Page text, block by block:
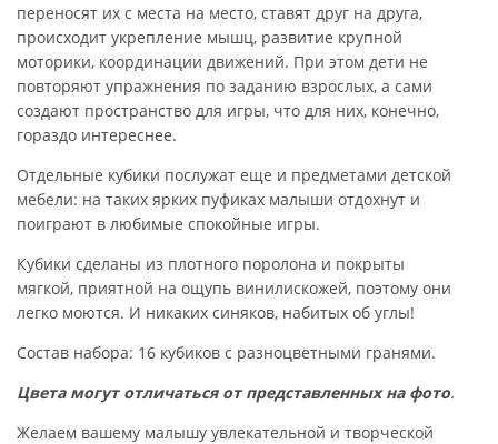
переносят их с места на место, ставят друг на друга,
происходит укрепление мышц, развитие крупной
моторики, координации движений. При этом дети не
повторяют упражнения по заданию взрослых, а сами
создают пространство для игры, что для них, конечно,
гораздо интереснее.
Отдельные кубики послужат еще и предметами детской
мебели: на таких ярких пуфиках малыши отдохнут и
поиграют в любимые спокойные игры.
Кубики сделаны из плотного поролона и покрыты
мягкой, приятной на ощупь винилискожей, поэтому они
легко моются. И никаких синяков, набитых об углы!
Состав набора: 16 кубиков с разноцветными гранями.
Цвета могут отличаться от представленных на фото.
Желаем вашему малышу увлекательной и творческой